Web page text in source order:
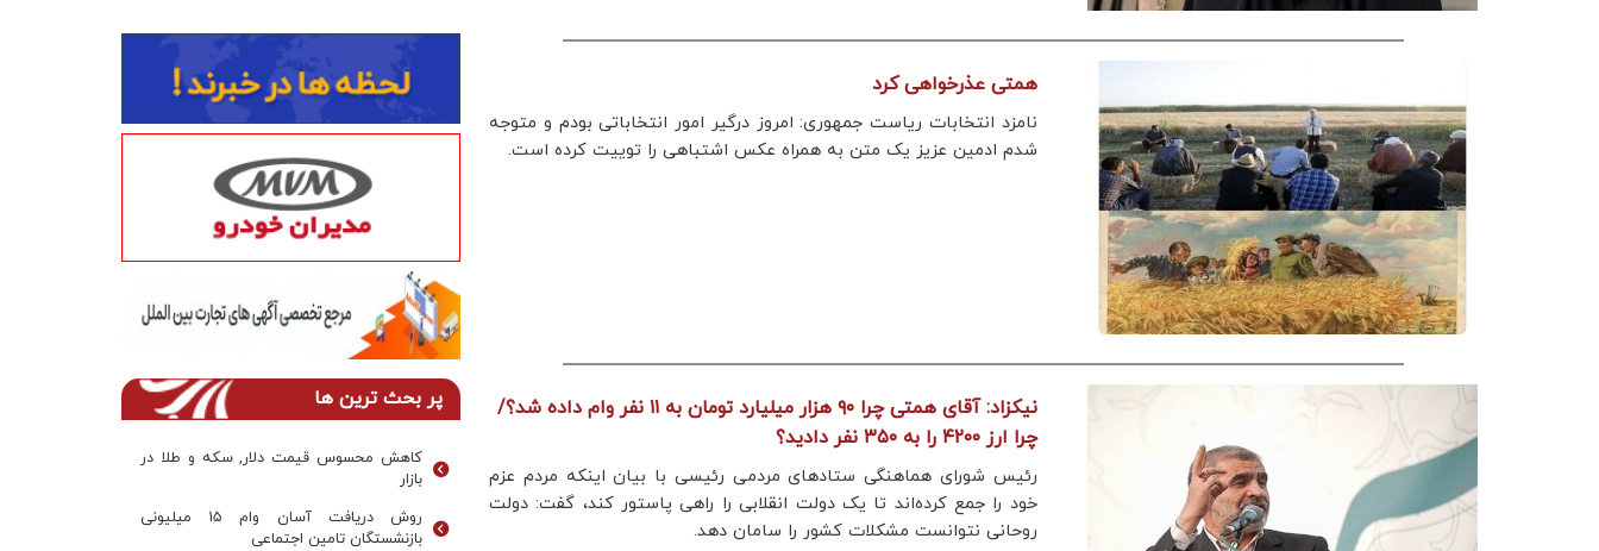
همتی عذرخواهی کرد
نامزد انتخابات ریاست جمهوری: امروز درگیر امور انتخاباتی بودم و متوجه
شدم ادمین عزیز یک متن به همراه عکس اشتباهی را توییت کرده است.
نیکزاد: آقای همتی چرا ۹۰ هزار میلیارد تومان به ۱۱ نفر وام‌ داده شد؟/
چرا ارز ۴۲۰۰ را به ۳۵۰ نفر دادید؟
رئیس شورای هماهنگی ستادهای مردمی رئیسی با بیان اینکه مردم عزم
خود را جمع کرده‌اند تا یک دولت انقلابی را راهی پاستور کند، گفت: دولت
روحانی نتوانست مشکلات کشور را سامان دهد.
پر بحث ترین ها
کاهش محسوس قیمت دلار, سکه و طلا در
بازار
روش دریافت آسان وام ۱۵ میلیونی
بازنشستگان تامین اجتماعی